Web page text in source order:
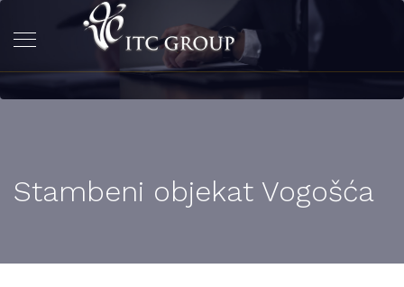
Stambeni objekat Vogošća